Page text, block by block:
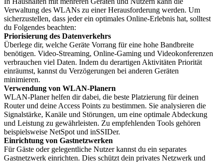
Verwaltung des WLANs zu einer Herausforderung werden. Um
sicherzustellen, dass jeder ein optimales Online-Erlebnis hat, solltest
du Folgendes beachten:
Priorisierung des Datenverkehrs
Überlege dir, welche Geräte Vorrang für eine hohe Bandbreite
benötigen. Video-Streaming, Online-Gaming und Videokonferenzen
verbrauchen viel Daten. Indem du derartigen Aktivitäten Priorität
einräumst, kannst du Verzögerungen bei anderen Geräten
minimieren.
Verwendung von WLAN-Planern
WLAN-Planer helfen dir dabei, die beste Platzierung für deinen
Router und deine Access Points zu bestimmen. Sie analysieren die
Signalstärke, Kanäle und Störungen, um eine optimale Abdeckung
und Leistung zu gewährleisten. Zu empfehlenden Tools gehören
beispielsweise NetSpot und inSSIDer.
Einrichtung von Gastnetzwerken
Für Gäste oder gelegentliche Nutzer kannst du ein separates
Gastnetzwerk einrichten. Dies schützt dein privates Netzwerk und